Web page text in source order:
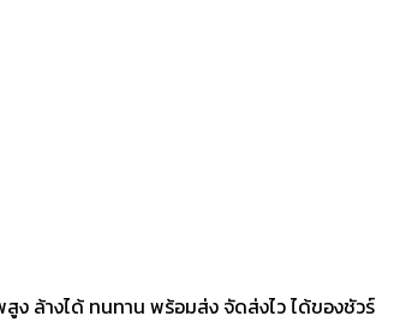
ง ล้างได้ ทนทาน พร้อมส่ง จัดส่งไว ได้ของชัวร์